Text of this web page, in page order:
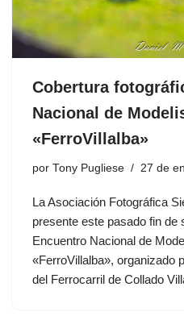
Cobertura
Nacional de
«FerroVillalba»
por Tony Pugliese 27 de
La Asociación Fotográfica
presente este pasado fin
Encuentro Nacional de
«FerroVillalba», organizado
del Ferrocarril de Collado